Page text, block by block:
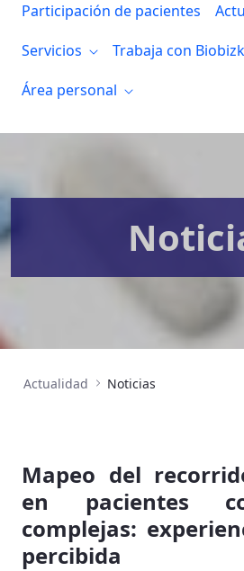
Participación de pacientes
Servicios
Trabaja con
Área personal
Actualidad Noticias
Mapeo del
en pacientes
complejas:
percibida